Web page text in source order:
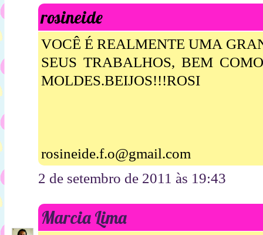
rosineide
VOCÊ É REALMENTE UMA
SEUS TRABALHOS, BEM
MOLDES.BEIJOS!!!ROSI
rosineide.f.o@gmail.com
2 de setembro de 2011 às 19:43
Marcia Lima